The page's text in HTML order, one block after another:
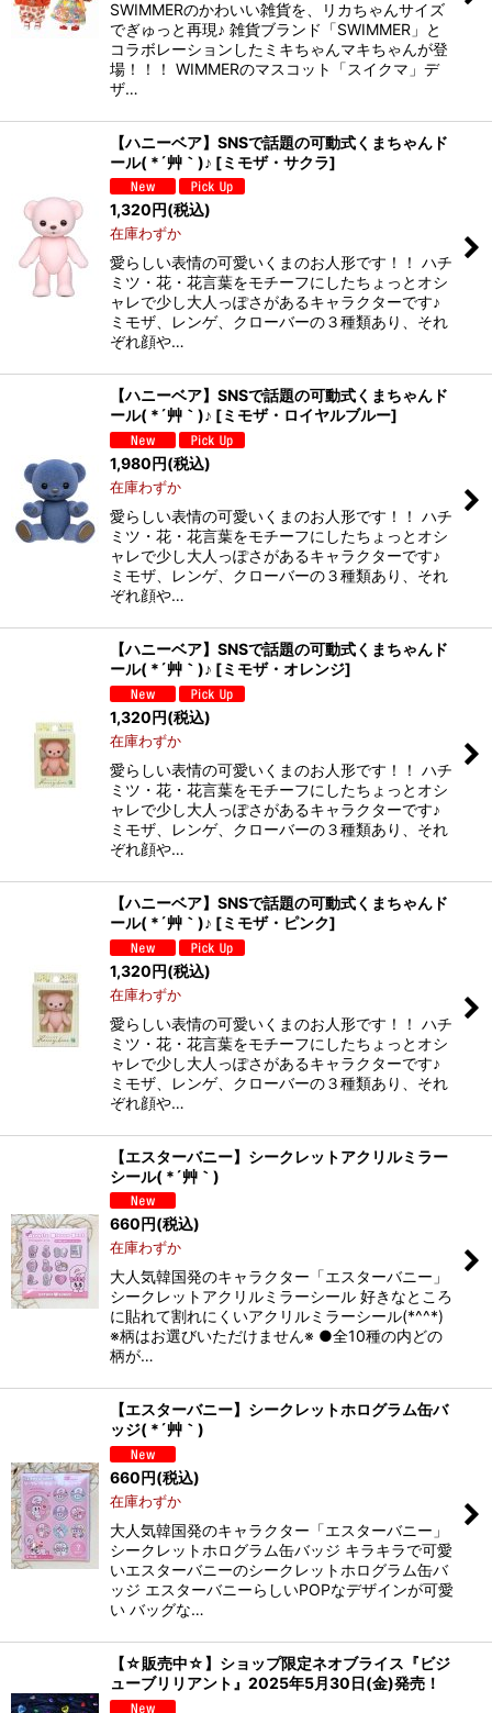
SWIMMERのかわいい雑貨を、リカちゃんサイズ
でぎゅっと再現♪ 雑貨ブランド「SWIMMER」と
コラボレーションしたミキちゃんマキちゃんが登
場！！！ WIMMERのマスコット「スイクマ」デ
ザ…
【ハニーベア】SNSで話題の可動式くまちゃんド
ール( *´艸｀)♪ [ミモザ・サクラ]
1,320 円(税込)
在庫わずか
愛らしい表情の可愛いくまのお人形です！！ ハチ
ミツ・花・花言葉をモチーフにしたちょっとオシ
ャレで少し大人っぽさがあるキャラクターです♪
ミモザ、レンゲ、クローバーの３種類あり、それ
ぞれ顔や…
【ハニーベア】SNSで話題の可動式くまちゃんド
ール( *´艸｀)♪ [ミモザ・ロイヤルブルー]
1,980円(税込)
在庫わずか
愛らしい表情の可愛いくまのお人形です！！ ハチ
ミツ・花・花言葉をモチーフにしたちょっとオシ
ャレで少し大人っぽさがあるキャラクターです♪
ミモザ、レンゲ、クローバーの３種類あり、それ
ぞれ顔や…
【ハニーベア】SNSで話題の可動式くまちゃんド
ール( *´艸｀)♪ [ミモザ・オレンジ]
1,320円(税込)
在庫わずか
愛らしい表情の可愛いくまのお人形です！！ ハチ
ミツ・花・花言葉をモチーフにしたちょっとオシ
ャレで少し大人っぽさがあるキャラクターです♪
ミモザ、レンゲ、クローバーの３種類あり、それ
ぞれ顔や…
【ハニーベア】SNSで話題の可動式くまちゃんド
ール( *´艸｀)♪ [ミモザ・ピンク]
1,320円(税込)
在庫わずか
愛らしい表情の可愛いくまのお人形です！！ ハチ
ミツ・花・花言葉をモチーフにしたちょっとオシ
ャレで少し大人っぽさがあるキャラクターです♪
ミモザ、レンゲ、クローバーの３種類あり、それ
ぞれ顔や…
【エスターバニー】シークレットアクリルミラー
シール( *´艸｀)
660円(税込)
在庫わずか
大人気韓国発のキャラクター「エスターバニー」
シークレットアクリルミラーシール 好きなところ
に貼れて割れにくいアクリルミラーシール(*^^*)
※柄はお選びいただけません※ ●全10種の内どの
柄が…
【エスターバニー】シークレットホログラム缶バ
ッジ( *´艸｀)
660円(税込)
在庫わずか
大人気韓国発のキャラクター「エスターバニー」
シークレットホログラム缶バッジ キラキラで可愛
いエスターバニーのシークレットホログラム缶バ
ッジ エスターバニーらしいPOPなデザインが可愛
い バッグな…
【☆販売中☆】ショップ限定ネオブライス『ビジ
ューブリリアント』2025年5月30日(金)発売！